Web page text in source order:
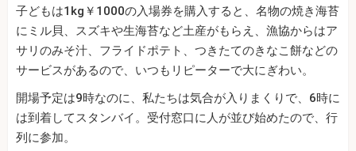
子どもは1kg￥1000の入場券を購入すると、名物の焼き海苔
にミル貝、スズキや生海苔など土産がもらえ、漁協からはア
サリのみそ汁、フライドポテト、つきたてのきなこ餅などの
サービスがあるので、いつもリピーターで大にぎわい。
開場予定は9時なのに、私たちは気合が入りまくりで、6時に
は到着してスタンバイ。受付窓口に人が並び始めたので、行
列に参加。